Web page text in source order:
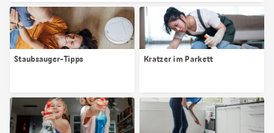
Staubsauger-Tipps Kratzer im Parkett